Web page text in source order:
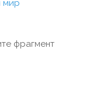
фрагмент